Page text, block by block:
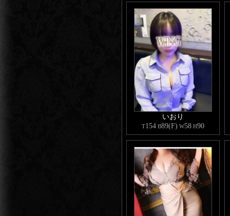
いおり
T154 B89(F) W58 H90